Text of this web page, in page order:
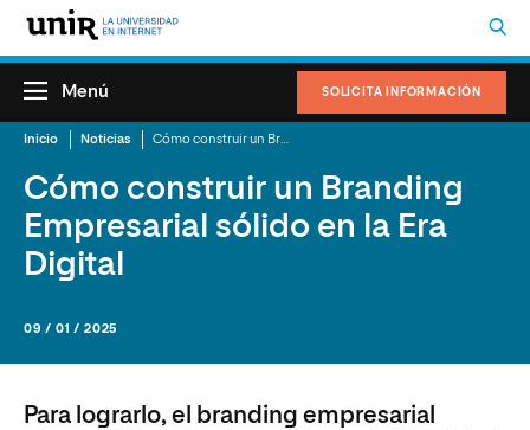
SOLICITA INFORMACIÓN
Menú
Inicio Noticias
Cómo construir un Branding
Empresarial sólido en la Era
Digital
09 / 01 / 2025
Para lograrlo, el branding empresarial